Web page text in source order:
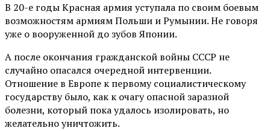
В 20-е годы Красная армия уступала по своим боевым
возможностям армиям Польши и Румынии. Не говоря
уже о вооруженной до зубов Японии.
А после окончания гражданской войны СССР не
случайно опасался очередной интервенции.
Отношение в Европе к первому социалистическому
государству было, как к очагу опасной заразной
болезни, который пока удалось изолировать, но
желательно уничтожить.